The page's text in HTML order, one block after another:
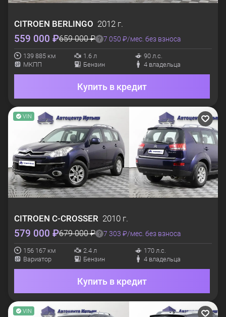
CITROEN BERLINGO 2012 г.
559 000 ₽659 000 ₽ 7 050 ₽/мес. без взноса
139 885 км 1.6 л
90 л.с.
МКПП
Бензин 4 владельца
Купить в кредит
VIN
CITROEN C-CROSSER 2010 г.
579 000 ₽679 000 ₽ 7 303 ₽/мес. без взноса
156 167 км 2.4 л
170 л.с.
Вариатор
Бензин 4 владельца
Купить в кредит
VIN